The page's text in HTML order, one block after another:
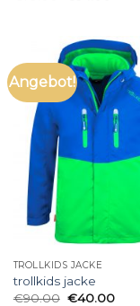
Angebot!
TROLLKIDS JACKE
trollkids jacke
€90.00 €40.00